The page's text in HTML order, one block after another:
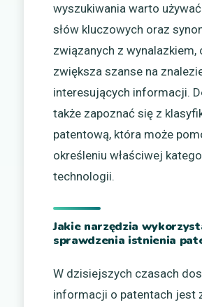
wyszukiwania warto
słów kluczowych oraz
związanych z wynalazkiem,
zwiększa szanse na
interesujących informacji.
także zapoznać się z
patentową, która może
określeniu właściwej
technologii.
Jakie narzędzia
sprawdzenia istnienia
W dzisiejszych czasach
informacji o patentach jest